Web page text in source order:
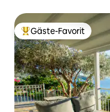
Beliebter Gäste-
Gäste-Favorit